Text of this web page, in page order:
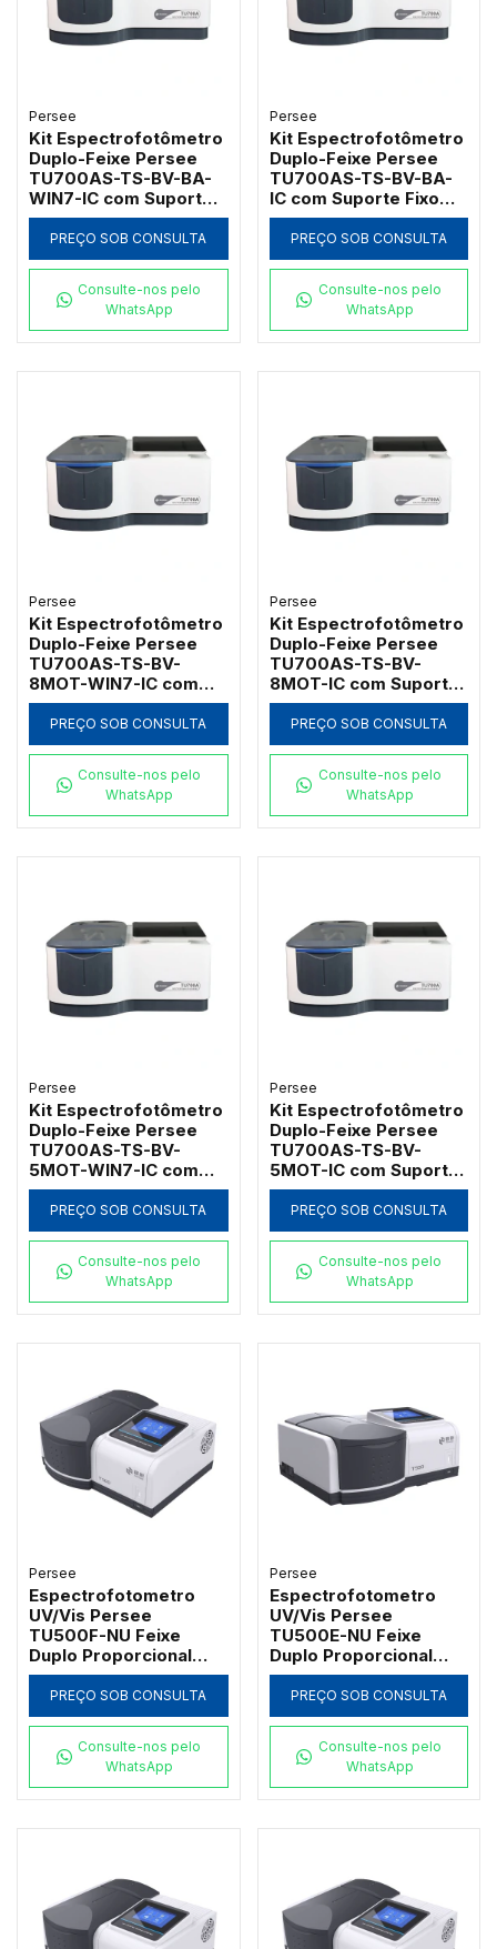
Persee
Kit Espectrofotômetro
Duplo-Feixe Persee
TU700AS-TS-BV-BA-
WIN7-IC com Suporte
Fixo Padrão e Micro e
Software GLP/GMP
(190 a 1100nm)
PREÇO SOB CONSULTA
Consulte-nos pelo
WhatsApp
Persee
Kit Espectrofotômetro
Duplo-Feixe Persee
TU700AS-TS-BV-BA-
IC com Suporte Fixo
Padrão e Micro
Softwares UVTouch e
UVWin (190 a 1100nm)
PREÇO SOB CONSULTA
Consulte-nos pelo
WhatsApp
Persee
Kit Espectrofotômetro
Duplo-Feixe Persee
TU700AS-TS-BV-
8MOT-WIN7-IC com
Suporte Motorizado
para 8 Cubetas e
Software GLP/GMP
PREÇO SOB CONSULTA
Consulte-nos pelo
WhatsApp
Persee
Kit Espectrofotômetro
Duplo-Feixe Persee
TU700AS-TS-BV-
8MOT-IC com Suporte
Motorizado para 8
Cubetas Softwares
UVTouch e UVWin (190
PREÇO SOB CONSULTA
Consulte-nos pelo
WhatsApp
Persee
Kit Espectrofotômetro
Duplo-Feixe Persee
TU700AS-TS-BV-
5MOT-WIN7-IC com
Suporte Motorizado e
Software GLP/GMP
(190 a 1100nm)
PREÇO SOB CONSULTA
Consulte-nos pelo
WhatsApp
Persee
Kit Espectrofotômetro
Duplo-Feixe Persee
TU700AS-TS-BV-
5MOT-IC com Suporte
Motorizado para 5
Cubetas Softwares
UVTouch e UVWin (190
PREÇO SOB CONSULTA
Consulte-nos pelo
WhatsApp
Persee
Espectrofotometro
UV/Vis Persee
TU500F-NU Feixe
Duplo Proporcional
com Tela Touch
Screen 7" e Suporte 5
Cubetas (5-100mm)
PREÇO SOB CONSULTA
Consulte-nos pelo
WhatsApp
Persee
Espectrofotometro
UV/Vis Persee
TU500E-NU Feixe
Duplo Proporcional
com Tela Touch
Screen 7" e Suporte 8
Cubetas
PREÇO SOB CONSULTA
Consulte-nos pelo
WhatsApp